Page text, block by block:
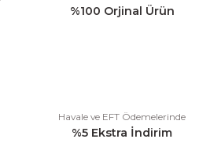
%100 Orjinal Ürün
Havale ve EFT Ödemelerinde
%5 Ekstra İndirim